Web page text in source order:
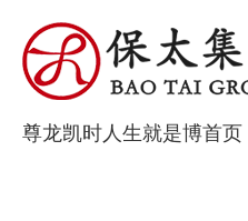
尊龙凯时人生就是博首页